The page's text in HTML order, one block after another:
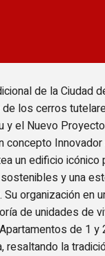
de la Ciudad
los cerros
y el Nuevo
concepto
un edificio icónico
y una
organización en
de unidades de
de 1 y
resaltando la